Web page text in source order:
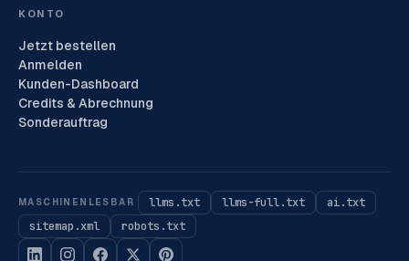
KONTO
Jetzt bestellen
Anmelden
Kunden-Dashboard
Credits & Abrechnung
Sonderauftrag
MASCHINENLESBAR llms.txt llms-full.txt
ai.txt
sitemap.xml
robots.txt